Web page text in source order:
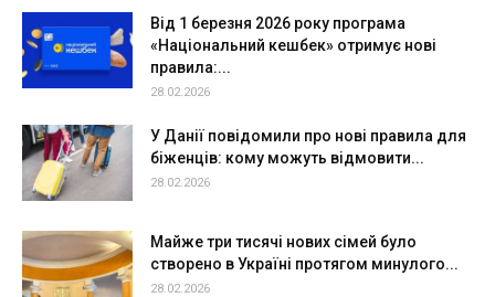
Від 1 березня 2026 року програма
«Національний кешбек» отримує нові
правила:...
28.02.2026
У Данії повідомили про нові правила для
біженців: кому можуть відмовити...
28.02.2026
Майже три тисячі нових сімей було
створено в Україні протягом минулого...
28.02.2026